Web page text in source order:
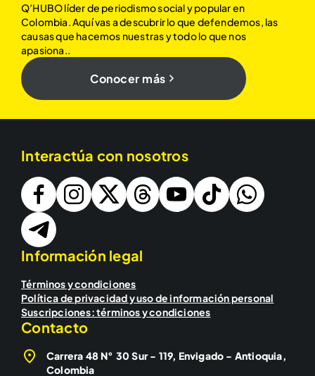
Q’HUBO líder de periodismo social y popular en
Colombia. Aquí vas a descubrir lo que defendemos, las
causas que hacemos nuestras y todo lo que nos
apasiona..
Conocer más
Interactúa con nosotros
Información legal
Términos y condiciones
Política de privacidad y uso de información personal
Suscripciones: términos y condiciones
Contacto
Carrera 48 N° 30 Sur - 119, Envigado - Antioquia,
Colombia